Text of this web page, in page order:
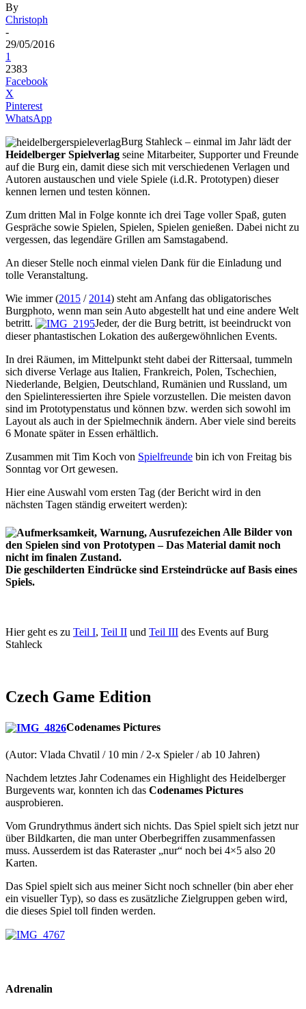
By
Christoph
-
29/05/2016
1
2383
Facebook
X
Pinterest
WhatsApp
Burg Stahleck – einmal im Jahr lädt der
Heidelberger Spielverlag seine Mitarbeiter, Supporter und Freunde
auf die Burg ein, damit diese sich mit verschiedenen Verlagen und
Autoren austauschen und viele Spiele (i.d.R. Prototypen) dieser
kennen lernen und testen können.
Zum dritten Mal in Folge konnte ich drei Tage voller Spaß, guten
Gespräche sowie Spielen, Spielen, Spielen genießen. Dabei nicht zu
vergessen, das legendäre Grillen am Samstagabend.
An dieser Stelle noch einmal vielen Dank für die Einladung und
tolle Veranstaltung.
Wie immer (2015 / 2014) steht am Anfang das obligatorisches
Burgphoto, wenn man sein Auto abgestellt hat und eine andere Welt
betritt.
Jeder, der die Burg betritt, ist beeindruckt von
dieser phantastischen Lokation des außergewöhnlichen Events.
In drei Räumen, im Mittelpunkt steht dabei der Rittersaal, tummeln
sich diverse Verlage aus Italien, Frankreich, Polen, Tschechien,
Niederlande, Belgien, Deutschland, Rumänien und Russland, um
den Spielinteressierten ihre Spiele vorzustellen. Die meisten davon
sind im Prototypenstatus und können bzw. werden sich sowohl im
Layout als auch in der Spielmechnik ändern. Aber viele sind bereits
6 Monate später in Essen erhältlich.
Zusammen mit Tim Koch von Spielfreunde bin ich von Freitag bis
Sonntag vor Ort gewesen.
Hier eine Auswahl vom ersten Tag (der Bericht wird in den
nächsten Tagen ständig erweitert werden):
Alle Bilder von
den Spielen sind von Prototypen – Das Material damit noch
nicht im finalen Zustand.
Die geschilderten Eindrücke sind Ersteindrücke auf Basis eines
Spiels.
Hier geht es zu Teil I, Teil II und Teil III des Events auf Burg
Stahleck
Czech Game Edition
Codenames Pictures
(Autor: Vlada Chvatil / 10 min / 2-x Spieler / ab 10 Jahren)
Nachdem letztes Jahr Codenames ein Highlight des Heidelberger
Burgevents war, konnten ich das Codenames Pictures
ausprobieren.
Vom Grundrythmus ändert sich nichts. Das Spiel spielt sich jetzt nur
über Bildkarten, die man unter Oberbegriffen zusammenfassen
muss. Ausserdem ist das Rateraster „nur“ noch bei 4×5 also 20
Karten.
Das Spiel spielt sich aus meiner Sicht noch schneller (bin aber eher
ein visueller Typ), so dass es zusätzliche Zielgruppen geben wird,
die dieses Spiel toll finden werden.
Adrenalin